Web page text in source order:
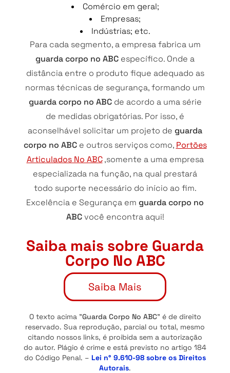
Comércio em geral;
Empresas;
Indústrias; etc.
Para cada segmento, a empresa fabrica um
guarda corpo no ABC específico. Onde a
distância entre o produto fique adequado as
normas técnicas de segurança, formando um
guarda corpo no ABCde acordo a uma série
de medidas obrigatórias. Por isso, é
aconselhável solicitar um projeto de guarda
corpo no ABCe outros serviços como, Portões
Articulados No ABC,somente a uma empresa
especializada na função, na qual prestará
todo suporte necessário do início ao fim.
Excelência e Segurança em guarda corpo no
ABCvocê encontra aqui!
Saiba mais sobre Guarda
Corpo No ABC
Saiba Mais
O texto acima "Guarda Corpo No ABC" é de direito
reservado. Sua reprodução, parcial ou total, mesmo
citando nossos links, é proibida sem a autorização
do autor. Plágio é crime e está previsto no artigo 184
do Código Penal. – Lei n° 9.610-98 sobre os Direitos
Autorais.